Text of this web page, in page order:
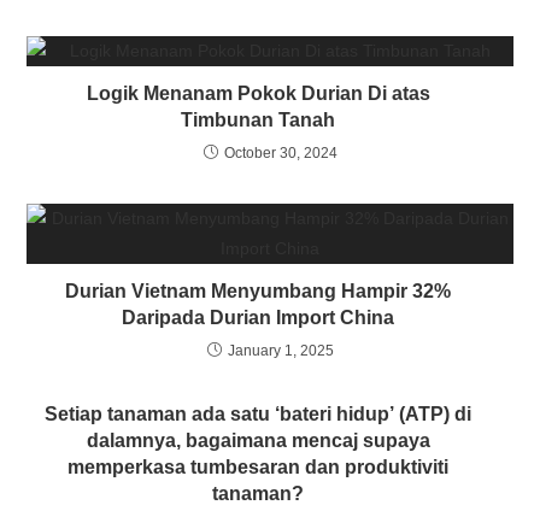
Logik Menanam Pokok Durian Di atas
Timbunan Tanah
October 30, 2024
Durian Vietnam Menyumbang Hampir 32%
Daripada Durian Import China
January 1, 2025
Setiap tanaman ada satu ‘bateri hidup’ (ATP) di
dalamnya, bagaimana mencaj supaya
memperkasa tumbesaran dan produktiviti
tanaman?